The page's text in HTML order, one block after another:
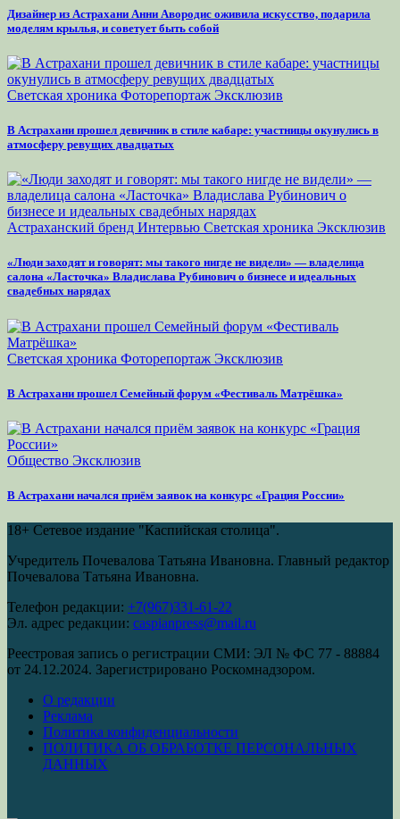
Дизайнер из Астрахани Анни Авородис оживила искусство, подарила
моделям крылья, и советует быть собой
Светская хроника Фоторепортаж Эксклюзив
В Астрахани прошел девичник в стиле кабаре: участницы окунулись в
атмосферу ревущих двадцатых
Астраханский бренд Интервью Светская хроника Эксклюзив
«Люди заходят и говорят: мы такого нигде не видели» — владелица
салона «Ласточка» Владислава Рубинович о бизнесе и идеальных
свадебных нарядах
Светская хроника Фоторепортаж Эксклюзив
В Астрахани прошел Семейный форум «Фестиваль Матрёшка»
Общество Эксклюзив
В Астрахани начался приём заявок на конкурс «Грация России»
18+ Сетевое издание "Каспийская столица".
Учредитель Почевалова Татьяна Ивановна. Главный редактор
Почевалова Татьяна Ивановна.
Телефон редакции: +7(967)331-61-22
Эл. адрес редакции: caspianpress@mail.ru
Реестровая запись о регистрации СМИ: ЭЛ № ФС 77 - 88884
от 24.12.2024. Зарегистрировано Роскомнадзором.
О редакции
Реклама
Политика конфиденциальности
ПОЛИТИКА ОБ ОБРАБОТКЕ ПЕРСОНАЛЬНЫХ
ДАННЫХ